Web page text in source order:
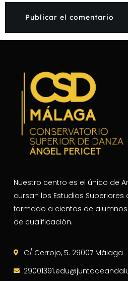
Nuestro centro es el único de
cursan los Estudios Superiores
formado a cientos de
de cualificación.
C/ Cerrojo, 5. 29007 Málaga